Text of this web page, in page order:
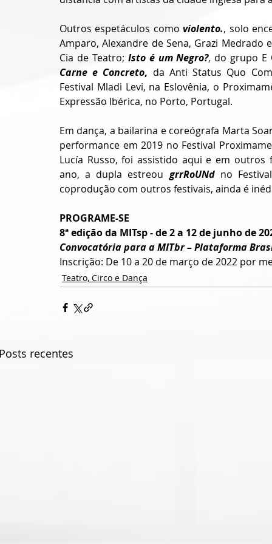
Outros espetáculos como violento., solo
Amparo, Alexandre de Sena, Grazi Medrado
Cia de Teatro; Isto é um Negro?, do grupo E
Carne e Concreto, da Anti Status Quo
Festival Mladi Levi, na Eslovênia, o
Expressão Ibérica, no Porto, Portugal.
Em dança, a bailarina e coreógrafa Marta
performance em 2019 no Festival
Lucía Russo, foi assistido aqui e em
ano, a dupla estreou grrRoUNd no
coprodução com outros festivais, ainda é
PROGRAME-SE
8ª edição da MITsp - de 2 a 12 de junho de
Convocatória para a MITbr – Plataforma
Inscrição: De 10 a 20 de março de 2022 por
Teatro, Circo e Dança
recentes